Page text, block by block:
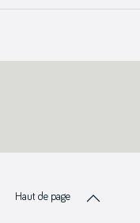
Haut de page